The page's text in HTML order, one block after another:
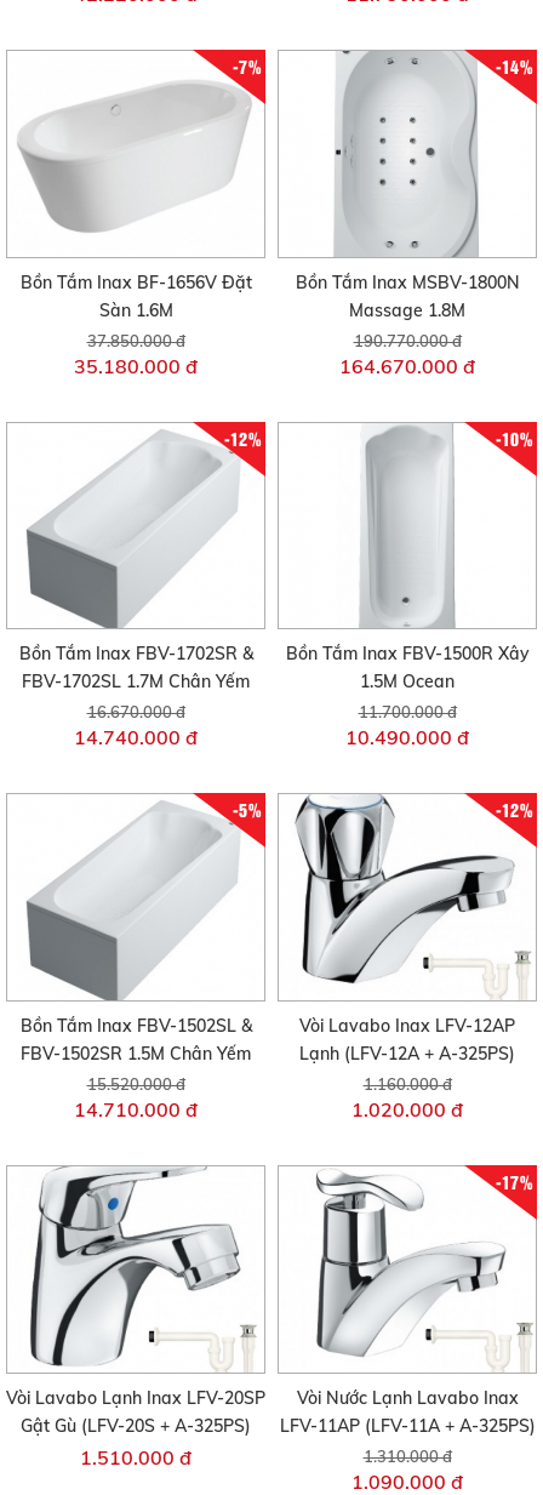
-7%
Bồn Tắm Inax BF-1656V Đặt
Sàn 1.6M
37.850.000 đ
35.180.000 đ
-14%
Bồn Tắm Inax MSBV-1800N
Massage 1.8M
190.770.000 đ
164.670.000 đ
-12%
Bồn Tắm Inax FBV-1702SR &
FBV-1702SL 1.7M Chân Yếm
16.670.000 đ
14.740.000 đ
-10%
Bồn Tắm Inax FBV-1500R Xây
1.5M Ocean
11.700.000 đ
10.490.000 đ
-5%
Bồn Tắm Inax FBV-1502SL &
FBV-1502SR 1.5M Chân Yếm
15.520.000 đ
14.710.000 đ
-12%
Vòi Lavabo Inax LFV-12AP
Lạnh (LFV-12A + A-325PS)
1.160.000 đ
1.020.000 đ
Vòi Lavabo Lạnh Inax LFV-20SP
Gật Gù (LFV-20S + A-325PS)
1.510.000 đ
-17%
Vòi Nước Lạnh Lavabo Inax
LFV-11AP (LFV-11A + A-325PS)
1.310.000 đ
1.090.000 đ